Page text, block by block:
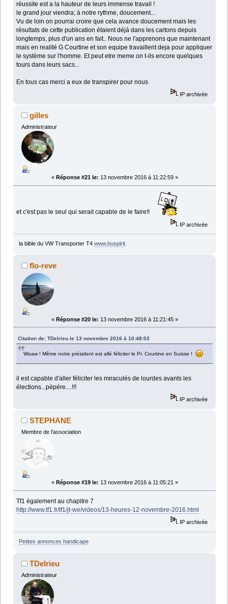
réussite est a la hauteur de leurs immense travail !
le grand jour viendra; à notre rythme, doucement...
Vu de loin on pourrai croire que cela avance doucement mais les
résultats de cette publication étaient déjà dans les cartons depuis
longtemps, plus d'un ans en fait.. Nous ne l'apprenons que maintenant
mais en realité G Courtine et son equipe travaillent deja pour appliquer
le système sur l'homme. Et peut etre meme on t-ils encore quelques
tours dans leurs sacs...
En tous cas merci a eux de transpirer pour nous
IP archivée
gilles
Administrateur
« Réponse #21 le: 13 novembre 2016 à 11:22:59 »
et c'est pas le seul qui serait capable de le faire!!
IP archivée
la bible du VW Transporter T4 www.buspirit.
flo-reve
« Réponse #20 le: 13 novembre 2016 à 11:21:45 »
Citation de: TDelrieu le 13 novembre 2016 à 10:48:02
Woaw ! Même notre président est allé féliciter le Pr. Courtine en Suisse !
il est capable d'aller féliciter les miraculés de lourdes avants les
élections...pépére....!!!
IP archivée
STEPHANE
Membre de l'association
« Réponse #19 le: 13 novembre 2016 à 11:05:21 »
Tf1 également au chapitre 7
http://www.tf1.fr/tf1/jt-we/videos/13-heures-12-novembre-2016.html
IP archivée
Petites annonces handicape
TDelrieu
Administrateur